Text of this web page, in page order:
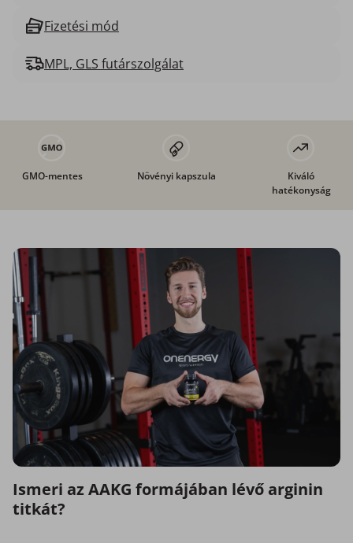
Fizetési mód
MPL, GLS futárszolgálat
GMO-mentes Növényi kapszula
Kiváló
hatékonyság
Ismeri az AAKG formájában lévő arginin
titkát?